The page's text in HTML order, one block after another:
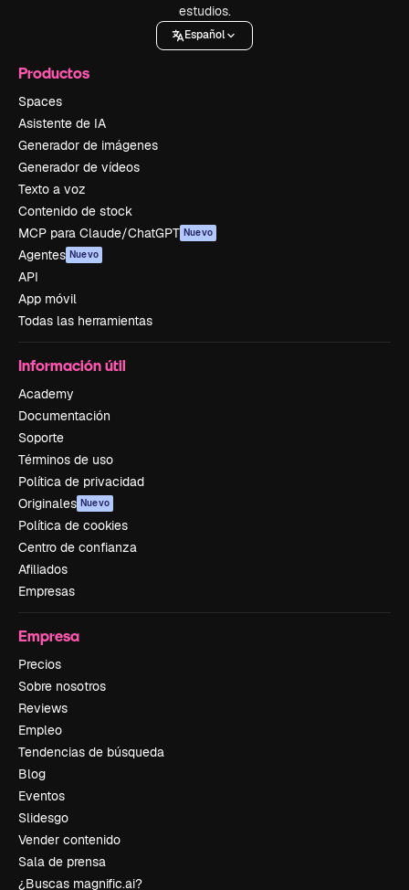
estudios.
Español
Productos
Spaces
Asistente de IA
Generador de imágenes
Generador de vídeos
Texto a voz
Contenido de stock
MCP para Claude/ChatGPT Nuevo
Agentes Nuevo
API
App móvil
Todas las herramientas
Información útil
Academy
Documentación
Soporte
Términos de uso
Política de privacidad
Originales Nuevo
Política de cookies
Centro de confianza
Afiliados
Empresas
Empresa
Precios
Sobre nosotros
Reviews
Empleo
Tendencias de búsqueda
Blog
Eventos
Slidesgo
Vender contenido
Sala de prensa
¿Buscas magnific.ai?